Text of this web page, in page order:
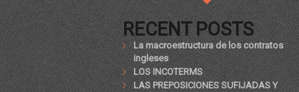
RECENT POSTS
La macroestructura de los contratos
ingleses
LOS INCOTERMS
LAS PREPOSICIONES SUFIJADAS Y